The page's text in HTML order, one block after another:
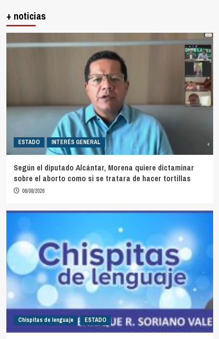
+ noticias
ESTADO INTERÉS GENERAL
Según el diputado Alcántar, Morena quiere dictaminar
sobre el aborto como si se tratara de hacer tortillas
06/08/2026
Chispitas de lenguaje ESTADO